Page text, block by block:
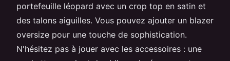
portefeuille léopard avec un crop top en satin et
des talons aiguilles. Vous pouvez ajouter un blazer
oversize pour une touche de sophistication.
N'hésitez pas à jouer avec les accessoires : une